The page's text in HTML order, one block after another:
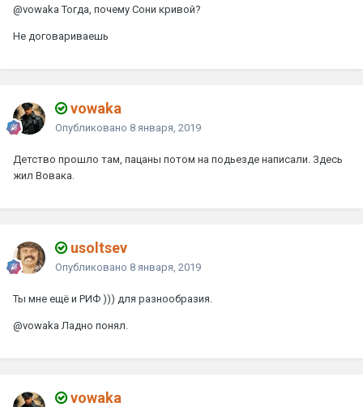
@vowaka Тогда, почему Сони кривой?
Не договариваешь
vowaka
Опубликовано 8 января, 2019
Детство прошло там, пацаны потом на подьезде написали. Здесь
жил Вовака.
usoltsev
Опубликовано 8 января, 2019
Ты мне ещё и РИФ ))) для разнообразия.
@vowaka Ладно понял.
vowaka